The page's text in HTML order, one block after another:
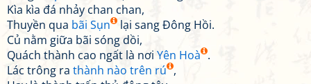
Kìa kìa đá nhảy chan chan,
Thuyền qua bãi Sụn
lại sang Đông Hồi.
Củ nằm giữa bãi sóng dồi,
Quách thành cao ngất là nơi Yên Hoà .
Lác trông ra thành nào trên rú ,